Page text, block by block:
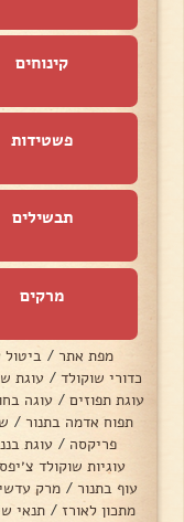
קינוחים
פשטידות
תבשילים
מרקים
מפת אתר /
כדורי שוקולד / עוגת
עוגת תפוזים / עוגה
תפוח אדמה בתנור /
פריקסה / עוגת
עוגיות שוקולד צ׳יפס
עוף בתנור / מרק
מתכון לאורז / תנאי